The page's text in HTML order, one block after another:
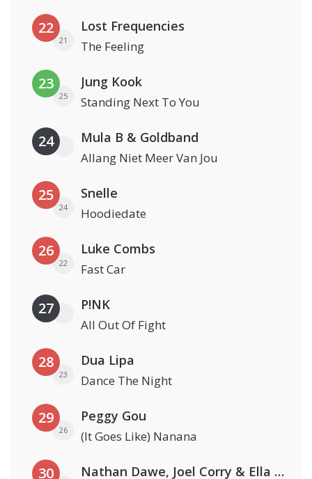
22
21
Lost Frequencies
The Feeling
23
25
Jung Kook
Standing Next To You
24 Mula B & Goldband
Allang Niet Meer Van Jou
25
24
Snelle
Hoodiedate
26
22
Luke Combs
Fast Car
27 P!NK
All Out Of Fight
28
23
Dua Lipa
Dance The Night
29
26
Peggy Gou
(It Goes Like) Nanana
30 Nathan Dawe, Joel Corry & Ella Henderson